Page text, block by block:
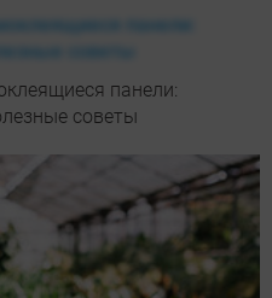
панели:
советы